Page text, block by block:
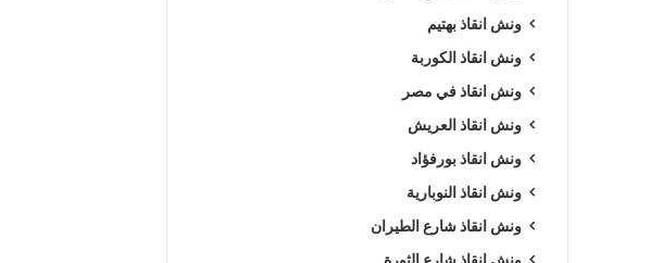
ونش انقاذ بهتيم
ونش انقاذ الكوربة
ونش انقاذ في مصر
ونش انقاذ العريش
ونش انقاذ بورفؤاد
ونش انقاذ النوبارية
ونش انقاذ شارع الطيران